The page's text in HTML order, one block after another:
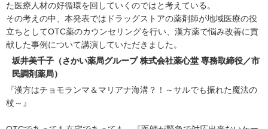
た医療人材の好循環を回していくのではと考えている。
その考えの中、本発表ではドラッグストアの薬剤師が地域医療の役
立ちとしてOTC薬のカウンセリングを行い、漢方薬で悩み改善に貢
献した事例について講演していただきました。
坂井美千子（さかい薬局グループ 株式会社薬心堂 専務取締役／市
民調剤薬局）
『漢方はチョモランマ＆マリアナ海溝？！～サルでも振れた魔法の
杖～』